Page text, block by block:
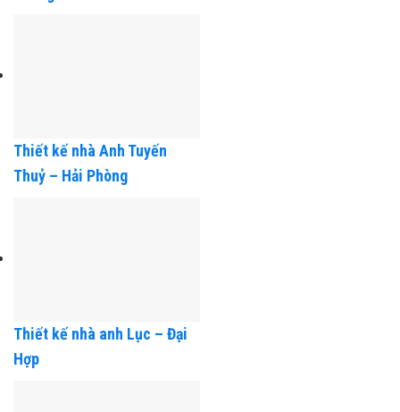
Thiết kế nhà Anh Tuyến
Thiết kế nhà anh Lục – Đại